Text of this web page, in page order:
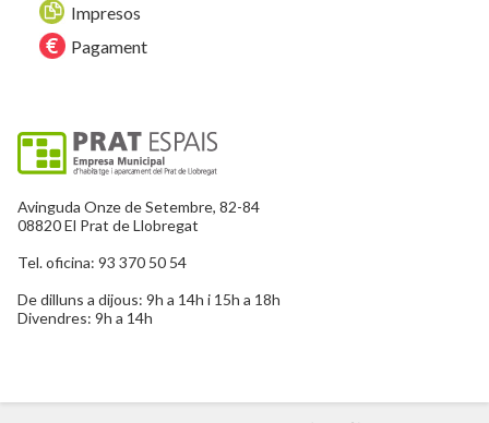
Impresos
Pagament
Avinguda Onze de Setembre, 82-84
08820 El Prat de Llobregat
Tel. oficina: 93 370 50 54
De dilluns a dijous: 9h a 14h i 15h a 18h
Divendres: 9h a 14h